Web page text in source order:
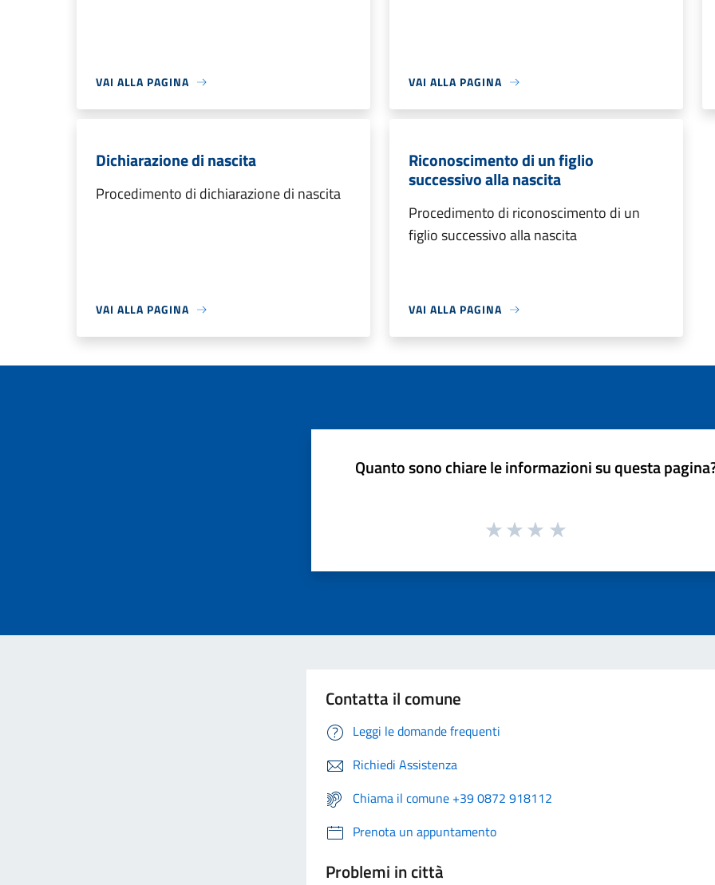
VAI ALLA PAGINA VAI ALLA PAGINA
Dichiarazione di nascita
Procedimento di dichiarazione di nascita
VAI ALLA PAGINA
Riconoscimento di un figlio
successivo alla nascita
Procedimento di riconoscimento di un
figlio successivo alla nascita
VAI ALLA PAGINA
Quanto sono chiare le informazioni su questa
Contatta il comune
Leggi le domande frequenti
Richiedi Assistenza
Chiama il comune +39 0872 918112
Prenota un appuntamento
Problemi in città